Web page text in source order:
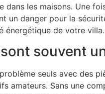
les maisons. Une
un danger pour la
énergétique de votre villa.
souvent
seuls avec des
amateurs. Sans une